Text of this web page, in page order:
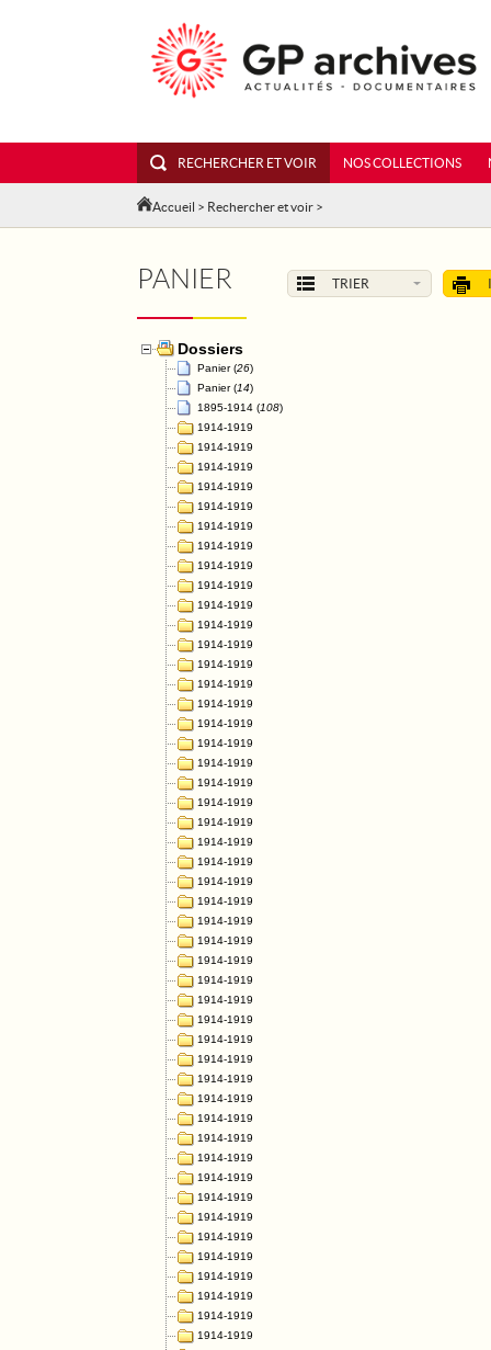
RECHERCHER ET VOIR NOS COLLECTIONS
Accueil > Rechercher et voir >
PANIER TRIER